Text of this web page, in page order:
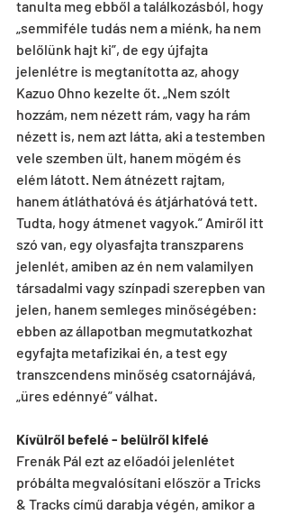
tanulta meg ebből a találkozásból, hogy
„semmiféle tudás nem a miénk, ha nem
belőlünk hajt ki”, de egy újfajta
jelenlétre is megtanította az, ahogy
Kazuo Ohno kezelte őt. „Nem szólt
hozzám, nem nézett rám, vagy ha rám
nézett is, nem azt látta, aki a testemben
vele szemben ült, hanem mögém és
elém látott. Nem átnézett rajtam,
hanem átláthatóvá és átjárhatóvá tett.
Tudta, hogy átmenet vagyok.” Amiről itt
szó van, egy olyasfajta transzparens
jelenlét, amiben az én nem valamilyen
társadalmi vagy színpadi szerepben van
jelen, hanem semleges minőségében:
ebben az állapotban megmutatkozhat
egyfajta metafizikai én, a test egy
transzcendens minőség csatornájává,
„üres edénnyé” válhat.
Kívülről befelé - belülről kifelé
Frenák Pál ezt az előadói jelenlétet
próbálta megvalósítani először a Tricks
& Tracks című darabja végén, amikor a